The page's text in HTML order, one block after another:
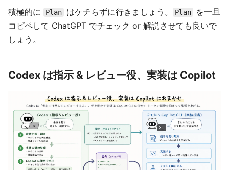
積極的に Plan はケチらずに行きましょう。 Plan
を一旦
コピペして ChatGPT でチェック or 解説させても良いで
しょう。
Codex は指示 & レビュー役、実装は Copilot